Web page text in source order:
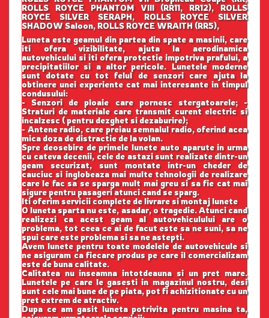
ROLLS ROYCE PHANTOM VIII (RR11, RR12), ROLLS
ROYCE SILVER SERAPH, ROLLS ROYCE SILVER
SHADOW Saloon, ROLLS ROYCE WRAITH (RR5),
Luneta este geamul din partea din spate a masinii, care
iti ofera vizibilitate, ajuta la aerodinamica
autovehicului si iti ofera protectie impotriva prafului, a
precipitatiilor si a altor pericole. Lunetele moderne
sunt dotate cu tot felul de senzori care ajuta la
obtinere unei experiente cat mai interesante in timpul
condusului:
- Senzori de ploaie care pornesc stergatoarele; -
Straturi de materiale care transmit curent electric si
incalzesc ( pentru dezghet si dezaburire);
- Antene radio, care preiau semnalul radio, oferind acea
mica doza de distractie de la volan.
Spre deosebire de primele lunete auto aparute in urma
cu cateva decenii, cele de astazi sunt realizate dintr-un
geam securizat, sunt montate intr-un cheder de
cauciuc si inglobeaza mai multe tehnologii de realizare
care le fac sa se sparga mult mai greu si sa fie cat mai
sigure pentru pasageri atunci cand se sparg.
Iti oferim servicii complete de livrare si montaj lunete
O luneta sparta nu este, asadar, o tragedie. Atunci cand
realizezi ca acest geam al autovehiculului are o
problema, tot ceea ce ai de facut este sa ne suni, sa ne
spui care este problema si sa ne astepti.
Avem lunete pentru toate modelele de autovehicule si
ne asiguram ca fiecare produs pe care il comercializam
este de buna calitate.
Calitatea nu inseamna intotdeauna si un pret mare.
Lunetele pe care le gasesti in magazinul nostru, desi
sunt cele mai bune de pe piata, pot fi achizitionate cu un
pret extrem de atractiv.
Dupa ce am gasit luneta potrivita pentru masina ta,